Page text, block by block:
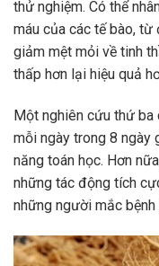
thử nghiệm. Có thể
máu của các tế bào,
giảm mệt mỏi về tinh
thấp hơn lại hiệu quả
Một nghiên cứu thứ ba
mỗi ngày trong 8 ngày
năng toán học. Hơn
những tác động tích
những người mắc bệnh